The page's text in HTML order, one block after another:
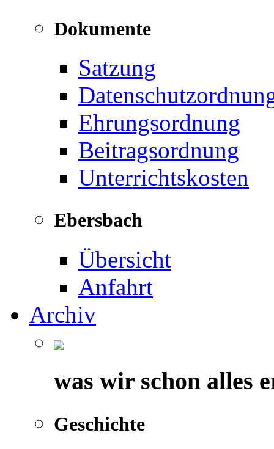
Dokumente
Satzung
Ehrungsordnung
Beitragsordnung
Unterrichtskosten
Ebersbach
Übersicht
Anfahrt
Archiv
was wir schon alles
Geschichte